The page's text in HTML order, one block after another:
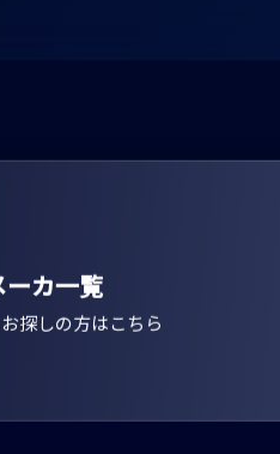
カ一覧
探しの方はこちら